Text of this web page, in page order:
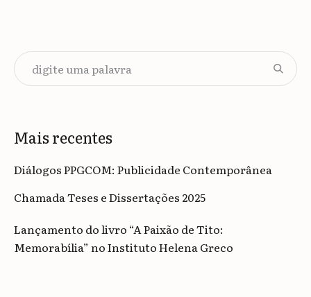
Mais recentes
Diálogos PPGCOM: Publicidade Contemporânea
Chamada Teses e Dissertações 2025
Lançamento do livro “A Paixão de Tito:
Memorabília” no Instituto Helena Greco